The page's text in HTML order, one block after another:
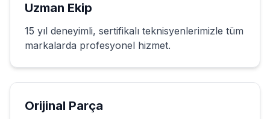
Uzman Ekip
15 yıl deneyimli, sertifikalı teknisyenlerimizle tüm
markalarda profesyonel hizmet.
Orijinal Parça